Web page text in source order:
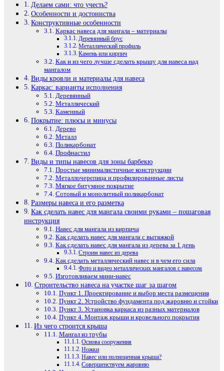
Делаем сами: что учесть?
Особенности и достоинства
Конструктивные особенности
Каркас навеса для мангала – материалы
Деревянный брус
Металлический профиль
Камень или кирпич
Как и из чего лучше сделать крышу для навеса над
мангалом
Виды кровли и материалы для навеса
Каркас: варианты исполнения
Деревянный
Металлический
Каменный
Покрытие: плюсы и минусы
Дерево
Металл
Поликарбонат
Профнастил
Виды и типы навесов для зоны барбекю
Простые минималистичные конструкции
Металлочерепица и профилированные листы
Мягкое битумное покрытие
Сотовый и монолитный поликарбонат
Размеры навеса и его разметка
Как сделать навес для мангала своими руками – пошаговая
инструкция
Навес для мангала из кирпича
Как сделать навес для мангала с вытяжкой
Как сделать навес для мангала из дерева за 1 день
Строим навес из дерева
Как сделать металлический навес и в чем его сила
Фото и видео металлических мангалов с навесом
Изготовливаем мини-навес
Строительство навеса на участке шаг за шагом
Пункт 1. Проектирование и выбор места размещения
Пункт 2. Устройство фундамента под жаровню и стойки
Пункт 3. Установка каркаса из разных материалов
Пункт 4. Монтаж крыши и кровельного покрытия
Из чего строится крыша
Мангал из трубы
Основа сооружения
Ножки
Навес или полноценная крыша?
Совершенствуем жаровню